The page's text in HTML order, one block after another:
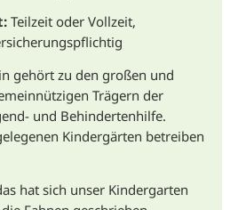
Teilzeit oder Vollzeit,
gehört zu den großen und
Trägern der
und Behindertenhilfe.
Kindergärten betreiben
hat sich unser Kindergarten